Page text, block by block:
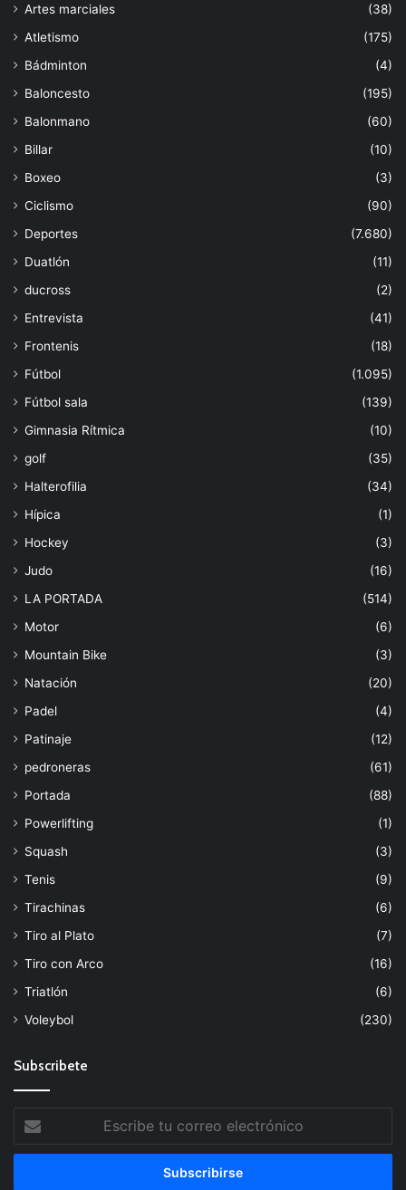
Artes marciales
(38)
Atletismo
(175)
Bádminton
(4)
Baloncesto
(195)
Balonmano
(60)
Billar
(10)
Boxeo
(3)
Ciclismo
(90)
Deportes
(7.680)
Duatlón
(11)
ducross
(2)
Entrevista
(41)
Frontenis
(18)
Fútbol
(1.095)
Fútbol sala
(139)
Gimnasia Rítmica
(10)
golf
(35)
Halterofilia
(34)
Hípica
(1)
Hockey
(3)
Judo
(16)
LA PORTADA
(514)
Motor
(6)
Mountain Bike
(3)
Natación
(20)
Padel
(4)
Patinaje
(12)
pedroneras
(61)
Portada
(88)
Powerlifting
(1)
Squash
(3)
Tenis
(9)
Tirachinas
(6)
Tiro al Plato
(7)
Tiro con Arco
(16)
Triatlón
(6)
Voleybol
(230)
Subscribete
tu
correo